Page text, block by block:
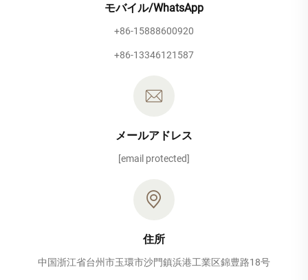
モバイル/WhatsApp
+86-15888600920
+86-13346121587
メールアドレス
[email protected]
住所
中国浙江省台州市玉環市沙門鎮浜港工業区錦豊路18号